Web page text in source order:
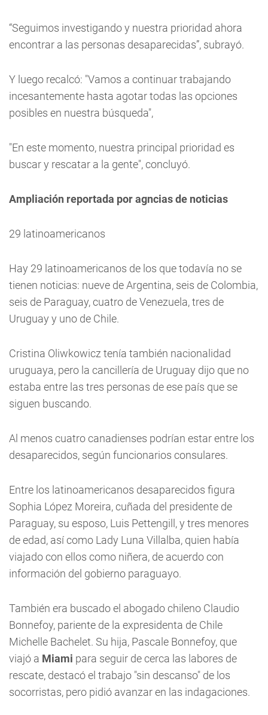
“Seguimos investigando y nuestra prioridad ahora
encontrar a las personas desaparecidas”, subrayó.
Y luego recalcó: "Vamos a continuar trabajando
incesantemente hasta agotar todas las opciones
posibles en nuestra búsqueda",
"En este momento, nuestra principal prioridad es
buscar y rescatar a la gente", concluyó.
Ampliación reportada por agncias de noticias
29 latinoamericanos
Hay 29 latinoamericanos de los que todavía no se
tienen noticias: nueve de Argentina, seis de Colombia,
seis de Paraguay, cuatro de Venezuela, tres de
Uruguay y uno de Chile.
Cristina Oliwkowicz tenía también nacionalidad
uruguaya, pero la cancillería de Uruguay dijo que no
estaba entre las tres personas de ese país que se
siguen buscando.
Al menos cuatro canadienses podrían estar entre los
desaparecidos, según funcionarios consulares.
Entre los latinoamericanos desaparecidos figura
Sophia López Moreira, cuñada del presidente de
Paraguay, su esposo, Luis Pettengill, y tres menores
de edad, así como Lady Luna Villalba, quien había
viajado con ellos como niñera, de acuerdo con
información del gobierno paraguayo.
También era buscado el abogado chileno Claudio
Bonnefoy, pariente de la expresidenta de Chile
Michelle Bachelet. Su hija, Pascale Bonnefoy, que
viajó a Miami para seguir de cerca las labores de
rescate, destacó el trabajo "sin descanso" de los
socorristas, pero pidió avanzar en las indagaciones.